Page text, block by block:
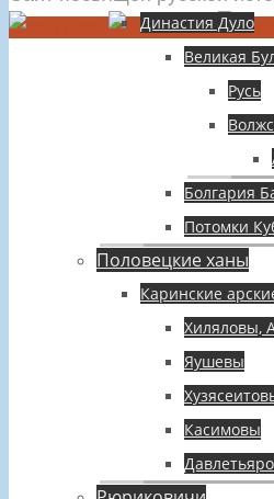
Династия Дуло
Великая
Русь
Болгария
Потомки
Половецкие ханы
Каринские
Хиляловы,
Яушевы
Касимовы